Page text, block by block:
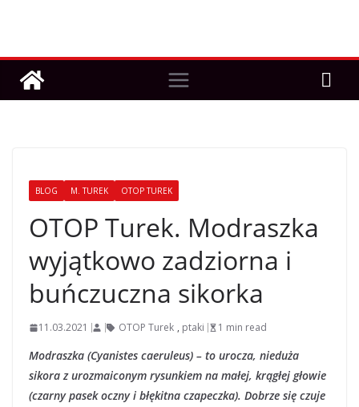
BLOG M. TUREK OTOP TUREK
OTOP Turek. Modraszka
wyjątkowo zadziorna i
buńczuczna sikorka
11.03.2021 OTOP Turek , ptaki 1 min read
Modraszka (Cyanistes caeruleus) – to urocza, nieduża
sikora z urozmaiconym rysunkiem na małej, krągłej głowie
(czarny pasek oczny i błękitna czapeczka). Dobrze się czuje